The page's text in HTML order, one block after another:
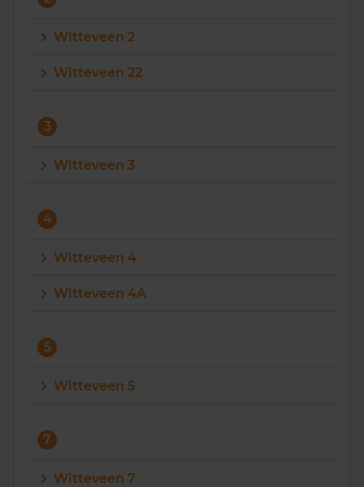
Witteveen 2
Witteveen 22
3
Witteveen 3
4
Witteveen 4
Witteveen 4A
5
Witteveen 5
7
Witteveen 7